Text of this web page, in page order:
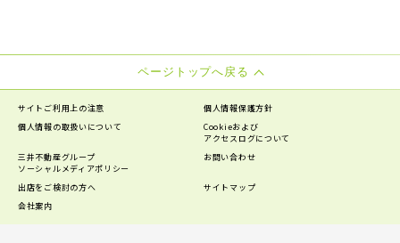
ページトップへ戻る
サイトご利用上の注意
個人情報保護方針
個人情報の取扱いについて
Cookieおよび
アクセスログについて
三井不動産グループ
ソーシャルメディアポリシー
お問い合わせ
出店をご検討の方へ
サイトマップ
会社案内